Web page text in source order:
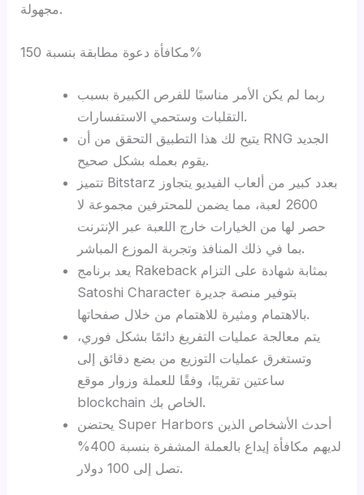
مجهولة.
مكافأة دعوة مطابقة بنسبة 150%
ربما لم يكن الأمر مناسبًا للفرص الكبيرة بسبب
التقلبات وستحمي الاستفسارات.
يتيح لك هذا التطبيق التحقق من أن RNG الجديد
يقوم بعمله بشكل صحيح.
تتميز Bitstarz بعدد كبير من ألعاب الفيديو يتجاوز
2600 لعبة، مما يضمن للمحترفين مجموعة لا
حصر لها من الخيارات خارج اللعبة عبر الإنترنت
بما في ذلك المنافذ وتجربة الموزع المباشر.
يعد برنامج Rakeback بمثابة شهادة على التزام
Satoshi Character بتوفير منصة جديرة
بالاهتمام ومثيرة للاهتمام من خلال صفحاتها.
يتم معالجة عمليات التفريغ دائمًا بشكل فوري،
وتستغرق عمليات التوزيع من بضع دقائق إلى
ساعتين تقريبًا، وفقًا للعملة وزوار موقع
blockchain الخاص بك.
يحتضن Super Harbors أحدث الأشخاص الذين
لديهم مكافأة إيداع بالعملة المشفرة بنسبة 400%
تصل إلى 100 دولار.